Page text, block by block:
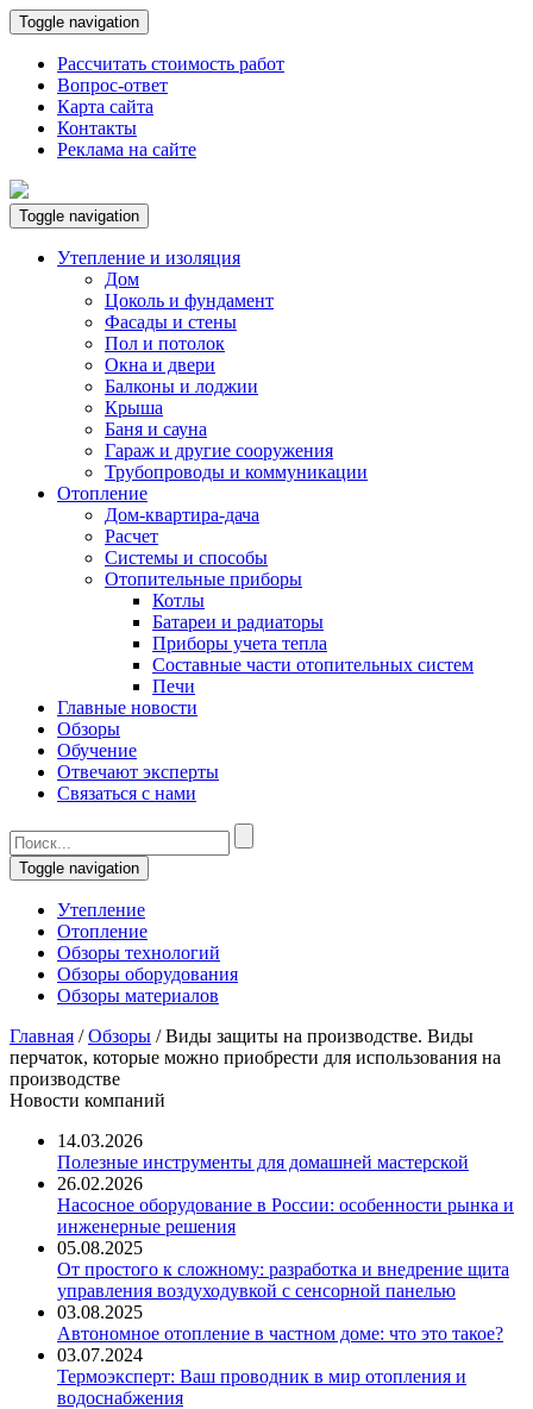
Toggle navigation
Рассчитать стоимость работ
Вопрос-ответ
Карта сайта
Контакты
Реклама на сайте
Toggle navigation
Утепление и изоляция
Дом
Цоколь и фундамент
Фасады и стены
Пол и потолок
Окна и двери
Балконы и лоджии
Крыша
Баня и сауна
Гараж и другие сооружения
Трубопроводы и коммуникации
Отопление
Дом-квартира-дача
Расчет
Системы и способы
Отопительные приборы
Котлы
Батареи и радиаторы
Приборы учета тепла
Составные части отопительных систем
Печи
Главные новости
Обзоры
Обучение
Отвечают эксперты
Связаться с нами
Toggle navigation
Утепление
Отопление
Обзоры технологий
Обзоры оборудования
Обзоры материалов
Главная /Обзоры /Виды защиты на производстве. Виды
перчаток, которые можно приобрести для использования на
производстве
Новости компаний
14.03.2026
Полезные инструменты для домашней мастерской
26.02.2026
Насосное оборудование в России: особенности рынка и
инженерные решения
05.08.2025
От простого к сложному: разработка и внедрение щита
управления воздуходувкой с сенсорной панелью
03.08.2025
Автономное отопление в частном доме: что это такое?
03.07.2024
Термоэксперт: Ваш проводник в мир отопления и
водоснабжения